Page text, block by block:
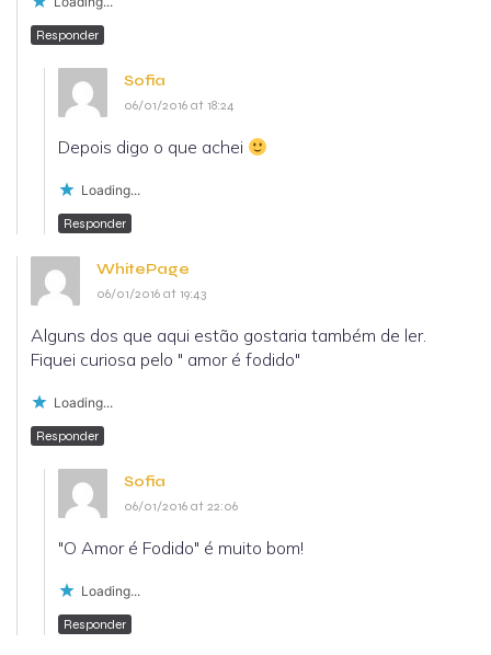
Responder
Sofia
06/01/2016 at 18:24
Depois digo o que achei
Loading...
Responder
WhitePage
06/01/2016 at 19:43
Alguns dos que aqui estão gostaria também de ler.
Fiquei curiosa pelo " amor é fodido"
Loading...
Responder
Sofia
06/01/2016 at 22:06
"O Amor é Fodido" é muito bom!
Loading...
Responder